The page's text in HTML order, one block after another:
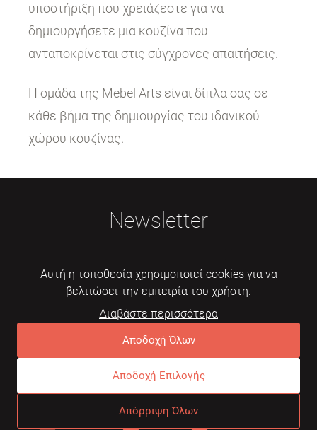
υποστήριξη που χρειάζεστε για να
δημιουργήσετε μια κουζίνα που
ανταποκρίνεται στις σύγχρονες απαιτήσεις.
Η ομάδα της Mebel Arts είναι δίπλα σας σε
κάθε βήμα της δημιουργίας του ιδανικού
χώρου κουζίνας.
Newsletter
Εγγραφή
Συχνές ερωτήσειςΌροι χρήσης
Αυτή η τοποθεσία χρησιμοποιεί cookies για να
βελτιώσει την εμπειρία του χρήστη.
Διαβάστε περισσότερα
Αποδοχή Όλων
Αποδοχή Επιλογής
Απόρριψη Όλων